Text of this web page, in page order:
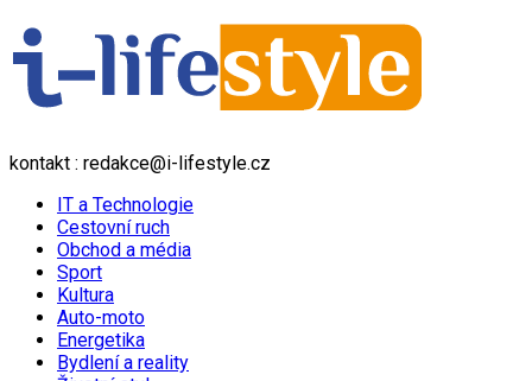
kontakt : redakce@i-lifestyle.cz
IT a Technologie
Cestovní ruch
Obchod a média
Sport
Kultura
Auto-moto
Energetika
Bydlení a reality